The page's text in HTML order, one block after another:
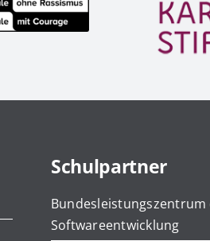
Schulpartner
Bundesleistungszentrum
Softwareentwicklung